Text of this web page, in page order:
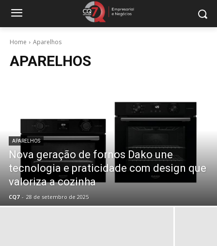
Home Aparelhos
APARELHOS
APARELHOS
Nova geração de fornos Dako une
tecnologia e praticidade com design que
valoriza a cozinha
CQ7 - 28 de setembro de 2025